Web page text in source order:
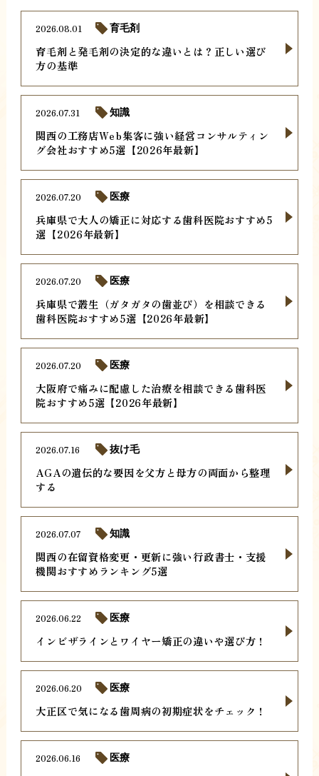
育毛剤と発毛剤の決定的な違いとは？正しい選び
方の基準
2026.08.01 育毛剤
関西の工務店Web集客に強い経営コンサルティン
グ会社おすすめ5選【2026年最新】
2026.07.31 知識
兵庫県で大人の矯正に対応する歯科医院おすすめ5
選【2026年最新】
2026.07.20 医療
兵庫県で叢生（ガタガタの歯並び）を相談できる
歯科医院おすすめ5選【2026年最新】
2026.07.20 医療
大阪府で痛みに配慮した治療を相談できる歯科医
院おすすめ5選【2026年最新】
2026.07.20 医療
AGAの遺伝的な要因を父方と母方の両面から整理
する
2026.07.16 抜け毛
関西の在留資格変更・更新に強い行政書士・支援
機関おすすめランキング5選
2026.07.07 知識
インビザラインとワイヤー矯正の違いや選び方！
2026.06.22 医療
大正区で気になる歯周病の初期症状をチェック！
2026.06.20 医療
2026.06.16 医療